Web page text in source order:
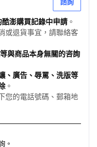
諮詢
澎購買記錄中申請 。
或退貨事宜，請聯絡客
與商品本身無關的咨詢
、廣告、辱罵、洗版等
。
您的電話號碼、郵箱地
。